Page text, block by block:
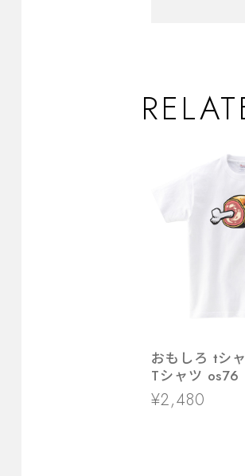
おもしろ tシ
Tシャツ os76
き肉 牛肉 豚
ーベキュー
¥2,480